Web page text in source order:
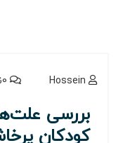
Hossein
بررسی
کودکان